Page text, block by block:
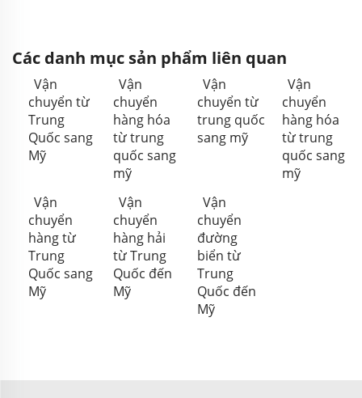
Các danh mục sản phẩm liên quan
Vận
chuyển từ
Trung
Quốc sang
Mỹ
Vận
chuyển
hàng hóa
từ trung
quốc sang
mỹ
Vận
chuyển từ
trung quốc
sang mỹ
Vận
chuyển
hàng hóa
từ trung
quốc sang
mỹ
Vận
chuyển
hàng từ
Trung
Quốc sang
Mỹ
Vận
chuyển
hàng hải
từ Trung
Quốc đến
Mỹ
Vận
chuyển
đường
biển từ
Trung
Quốc đến
Mỹ